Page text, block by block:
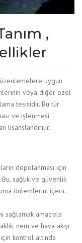
,
uygun
veya diğer özel
tesisidir. Bu tür
ve işlenmesi
depolanması için
sağlık ve güvenlik
önlemlerini içerir.
sağlamak amacıyla
nem ve hava akışı
kontrol altında